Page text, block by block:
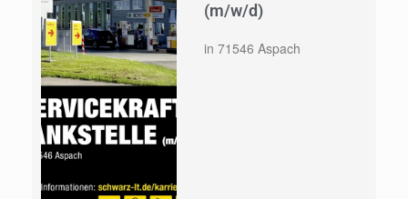
(m/w/d)
in 71546 Aspach